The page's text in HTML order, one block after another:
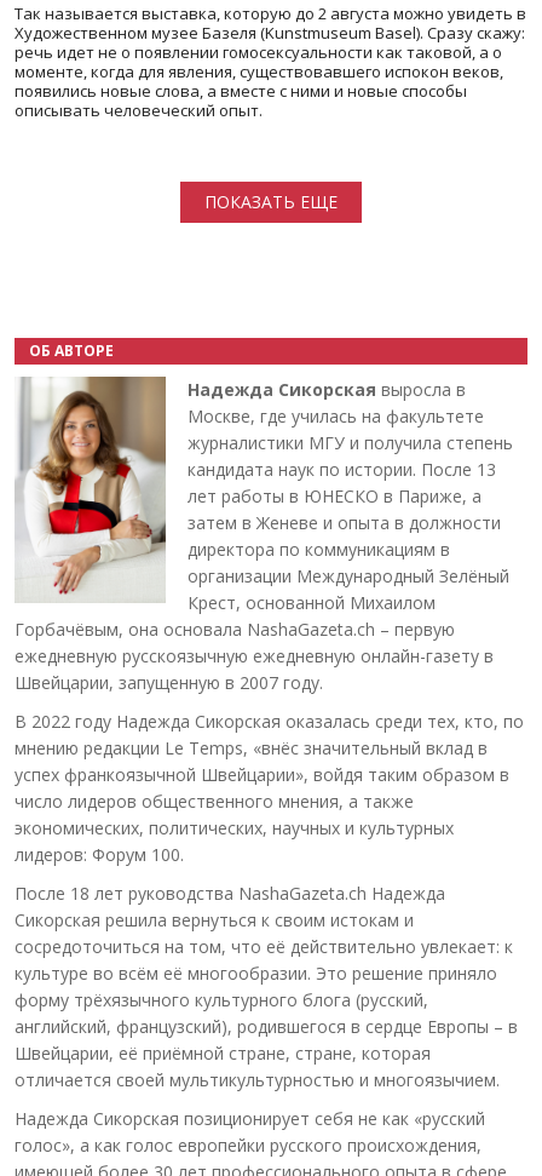
Так называется выставка, которую до 2 августа можно увидеть в
Художественном музее Базеля (Kunstmuseum Basel). Сразу скажу:
речь идет не о появлении гомосексуальности как таковой, а о
моменте, когда для явления, существовавшего испокон веков,
появились новые слова, а вместе с ними и новые способы
описывать человеческий опыт.
ПОКАЗАТЬ ЕЩЕ
ОБ АВТОРЕ
Надежда Сикорская выросла в
Москве, где училась на факультете
журналистики МГУ и получила степень
кандидата наук по истории. После 13
лет работы в ЮНЕСКО в Париже, а
затем в Женеве и опыта в должности
директора по коммуникациям в
организации Международный Зелёный
Крест, основанной Михаилом
Горбачёвым, она основала NashaGazeta.ch – первую
ежедневную русскоязычную ежедневную онлайн-газету в
Швейцарии, запущенную в 2007 году.
В 2022 году Надежда Сикорская оказалась среди тех, кто, по
мнению редакции Le Temps, «внёс значительный вклад в
успех франкоязычной Швейцарии», войдя таким образом в
число лидеров общественного мнения, а также
экономических, политических, научных и культурных
лидеров: Форум 100.
После 18 лет руководства NashaGazeta.ch Надежда
Сикорская решила вернуться к своим истокам и
сосредоточиться на том, что её действительно увлекает: к
культуре во всём её многообразии. Это решение приняло
форму трёхязычного культурного блога (русский,
английский, французский), родившегося в сердце Европы – в
Швейцарии, её приёмной стране, стране, которая
отличается своей мультикультурностью и многоязычием.
Надежда Сикорская позиционирует себя не как «русский
голос», а как голос европейки русского происхождения,
имеющей более 30 лет профессионального опыта в сфере